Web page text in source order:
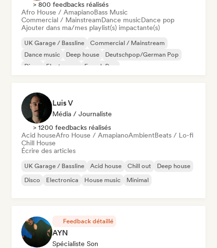
> 800 feedbacks réalisés
Afro House / AmapianoBass Music
Commercial / MainstreamDance musicDance pop
Ajouter dans ma/mes playlist(s) impactante(s)
UK Garage / Bassline
Commercial / Mainstream
Dance music
Deep house
Deutschpop/German Pop
Disco
Electropop French Pop
Luis V
Média / Journaliste
> 1200 feedbacks réalisés
Acid houseAfro House / AmapianoAmbientBeats / Lo-fi
Chill House
Écrire des articles
UK Garage / Bassline Acid house Chill out
Deep house
Disco
Electronica House music Minimal
Feedback détaillé
AYN
Spécialiste Son